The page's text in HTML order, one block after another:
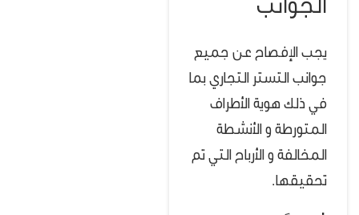
الجوانب
يجب الإفصاح عن جميع
جوانب التستر التجاري بما
في ذلك هوية الأطراف
المتورطة و الأنشطة
المخالفة و الأرباح التي تم
تحقيقها.